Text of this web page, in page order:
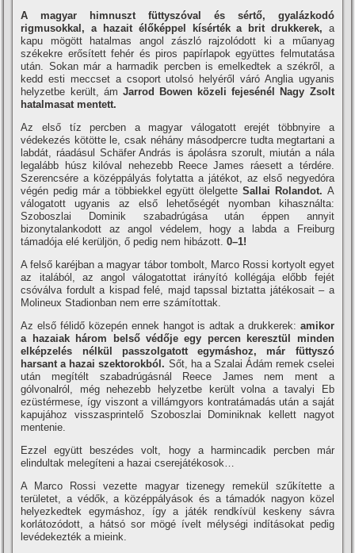
A magyar himnuszt füttyszóval és sértő, gyalázkodó
rigmusokkal, a hazait élőképpel kísérték a brit drukkerek, a
kapu mögött hatalmas angol zászló rajzolódott ki a műanyag
székekre erősített fehér és piros papírlapok együttes felmutatása
után. Sokan már a harmadik percben is emelkedtek a székről, a
kedd esti meccset a csoport utolsó helyéről váró Anglia ugyanis
helyzetbe került, ám Jarrod Bowen közeli fejesénél Nagy Zsolt
hatalmasat mentett.
Az első tíz percben a magyar válogatott erejét többnyire a
védekezés kötötte le, csak néhány másodpercre tudta megtartani a
labdát, ráadásul Schäfer András is ápolásra szorult, miután a nála
legalább húsz kilóval nehezebb Reece James ráesett a térdére.
Szerencsére a középpályás folytatta a játékot, az első negyedóra
végén pedig már a többiekkel együtt ölelgette Sallai Rolandot. A
válogatott ugyanis az első lehetőségét nyomban kihasználta:
Szoboszlai Dominik szabadrúgása után éppen annyit
bizonytalankodott az angol védelem, hogy a labda a Freiburg
támadója elé kerüljön, ő pedig nem hibázott.0–1!
A felső karéjban a magyar tábor tombolt, Marco Rossi kortyolt egyet
az italából, az angol válogatottat irányító kollégája előbb fejét
csóválva fordult a kispad felé, majd tapssal biztatta játékosait – a
Molineux Stadionban nem erre számítottak.
Az első félidő közepén ennek hangot is adtak a drukkerek: amikor
a hazaiak három belső védője egy percen keresztül minden
elképzelés nélkül passzolgatott egymáshoz, már füttyszó
harsant a hazai szektorokból. Sőt, ha a Szalai Ádám remek cselei
után megítélt szabadrúgásnál Reece James nem ment a
gólvonalról, még nehezebb helyzetbe került volna a tavalyi Eb
ezüstérmese, így viszont a villámgyors kontratámadás után a saját
kapujához visszasprintelő Szoboszlai Dominiknak kellett nagyot
mentenie.
Ezzel együtt beszédes volt, hogy a harmincadik percben már
elindultak melegíteni a hazai cserejátékosok…
A Marco Rossi vezette magyar tizenegy remekül szűkítette a
területet, a védők, a középpályások és a támadók nagyon közel
helyezkedtek egymáshoz, így a játék rendkívül keskeny sávra
korlátozódott, a hátsó sor mögé ívelt mélységi indításokat pedig
levédekezték a mieink.